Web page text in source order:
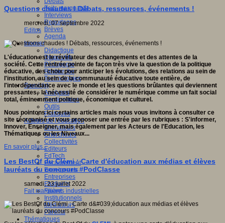
Faits marquants
Interviews
Reportages
Brèves
Agenda
Innover
Didactique
Dispositifs
Pédagogie
Recherche
Technologies
Savoir(s)
Analyses
Conférences
Outils
Pratiques
Acteurs de l'éducation
Animateurs
Chercheurs
Collectivités
Editeurs
EdTech
Encadrement
Enseignants
Entreprises
Etudiants
Filières industrielles
Institutionnels
Médiateurs
Parents
Thématiques
Questions chaudes ! Débats, ressources, événements !
mercredi, 07 septembre 2022
Editos
L'éducation est le révélateur des changements et des attentes de la
société. Cette rentrée pointe de façon très vive la question de la politique
éducative, des choix pour anticiper les évolutions, des relations au sein de
l'institution, au sein de la communauté éducative toute entière, de
l'interdépendance avec le monde et les questions brûlantes qui deviennent
pressantes, la nécessité de considérer le numérique comme un fait social
total, éminemment politique, économique et culturel.
Nous pointons ici certains articles mais nous vous invitons à consulter ce
site réorganisé et vous proposer une entrée par les rubriques : S'informer,
Innover, Enseigner, mais également par les Acteurs de l'Education, les
Thématiques ou les Niveaux...
En savoir plus...
Les BestOf du Clémi : Carte d'éducation aux médias et élèves
lauréats du concours #PodClasse
samedi, 23 juillet 2022
Fait marquant